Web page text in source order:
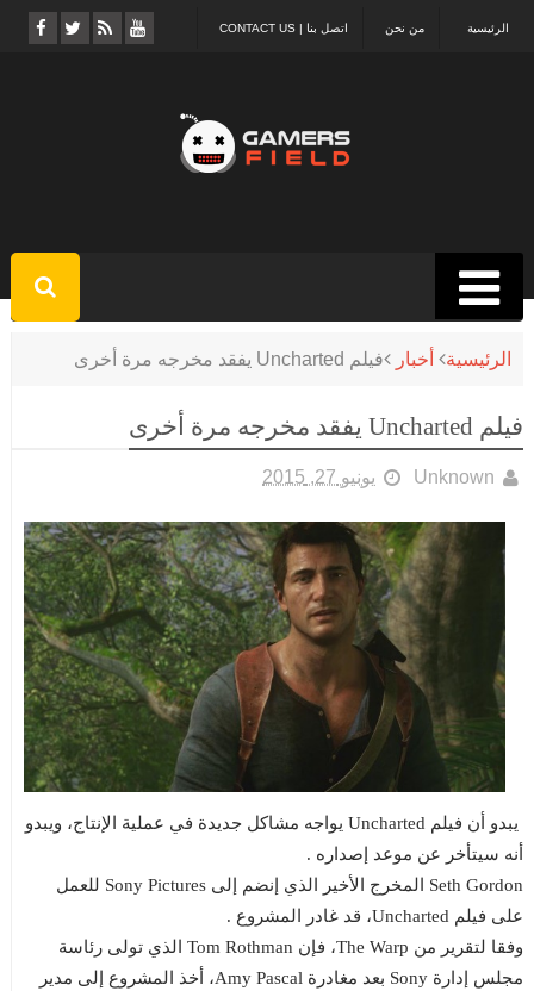
اتصل بنا | CONTACT US من نحن الرئيسية
الرئيسية أخبار فيلم Uncharted يفقد مخرجه مرة أخرى
فيلم Uncharted يفقد مخرجه مرة أخرى
Unknown يونيو 27, 2015
يبدو أن فيلم Uncharted يواجه مشاكل جديدة في عملية الإنتاج، ويبدو
أنه سيتأخر عن موعد إصداره .
Seth Gordon المخرج الأخير الذي إنضم إلى Sony Pictures للعمل
على فيلم Uncharted، قد غادر المشروع .
وفقا لتقرير من The Warp، فإن Tom Rothman الذي تولى رئاسة
مجلس إدارة Sony بعد مغادرة Amy Pascal، أخذ المشروع إلى مدير